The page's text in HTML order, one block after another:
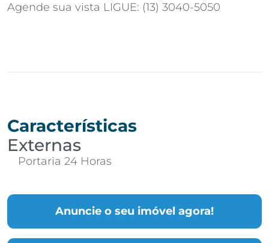
Agende sua vista LIGUE: (13) 3040-5050
Anuncie o seu imóvel agora!
Características
Externas
Portaria 24 Horas